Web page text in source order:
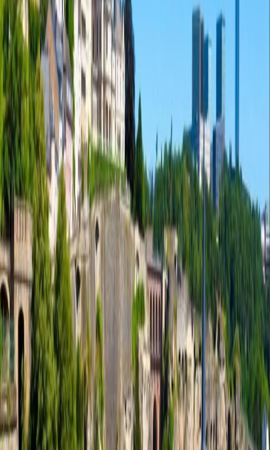
Praktische Räume für Teams jeder Größe
von €725 Person/Monat
Coworking-Schreibtische
Preis auf Anfrage
Beschreibung des Büros
Strassen ist eine der bedeutendsten
Geschäftsadressen der Stadt Luxemburg. Der
Stadtteil beherbergt eine Mischung von
Wohnvierteln, Geschäftszonen und
namhaften Institutionen wie C.S.S.F. und das
medizinische Zentrum CHL. Der Standort ist mit
öffentlichen Verkehrsmitteln und dem nur 15
Minuten entfernten Hauptbahnhof gut
vernetzt. Der Flughafen Findel ist in 20-30
Autominuten leicht erreichbar.
Ähnliche Angebote
37, Val Saint André, 1128
von €950 p/mtl.
117 Route d’Arlon, 8009
von €600 p/mtl.
44, rue de l'Industrie, Bertrange, 8069
von €195 p/mtl.
11-13, Boulevard de la Foire, 1528
von €850p/mtl.
Büroflächen in der Nähe
Büroräume LuxemburgBüroräume
HowaldBüroräume LeudelangeBüroräume